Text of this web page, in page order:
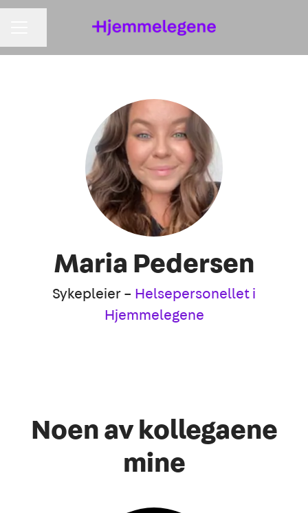
Maria Pedersen
Sykepleier – Helsepersonellet i
Hjemmelegene
Noen av kollegaene
mine